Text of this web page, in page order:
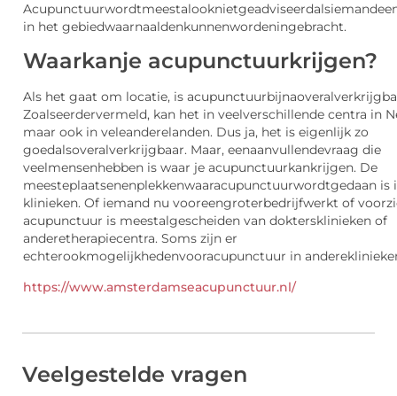
Acupunctuurwordtmeestalooknietgeadviseerdalsiemand
in het gebiedwaarnaaldenkunnenwordeningebracht.
Waarkanje acupunctuurkrijgen?
Als het gaat om locatie, is acupunctuurbijnaoveral
Zoalseerdervermeld, kan het in veelverschillende centra in
maar ook in veleanderelanden. Dus ja, het is eigenlijk zo
goedalsoveralverkrijgbaar. Maar, eenaanvullendevraag die
veelmensenhebben is waar je acupunctuurkankrijgen. De
meesteplaatsenenplekkenwaaracupunctuurwordtgedaan is
klinieken. Of iemand nu vooreengroterbedrijfwerkt of voor
acupunctuur is meestalgescheiden van doktersklinieken of
anderetherapiecentra. Soms zijn er
echterookmogelijkhedenvooracupunctuur in andere
https://www.amsterdamseacupunctuur.nl/
Veelgestelde vragen